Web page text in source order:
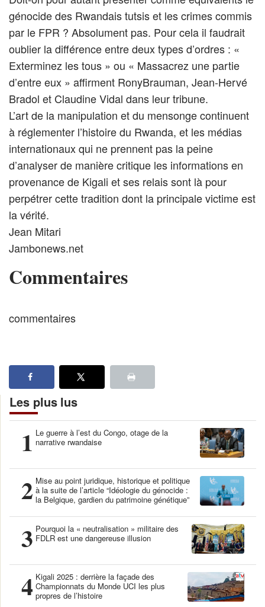
génocide des Rwandais tutsis et les crimes commis
par le FPR ? Absolument pas. Pour cela il faudrait
oublier la différence entre deux types d’ordres : «
Exterminez les tous » ou « Massacrez une partie
d’entre eux » affirment RonyBrauman, Jean-Hervé
Bradol et Claudine Vidal dans leur tribune.
L’art de la manipulation et du mensonge continuent
à réglementer l’histoire du Rwanda, et les médias
internationaux qui ne prennent pas la peine
d’analyser de manière critique les informations en
provenance de Kigali et ses relais sont là pour
perpétrer cette tradition dont la principale victime est
la vérité.
Jean Mitari
Jambonews.net
Commentaires
commentaires
Les plus lus
1 Le guerre à l’est du Congo, otage de la
narrative rwandaise
2 Mise au point juridique, historique et politique
à la suite de l’article “Idéologie du génocide :
la Belgique, gardien du patrimoine génétique”
3 Pourquoi la « neutralisation » militaire des
FDLR est une dangereuse illusion
4 Kigali 2025 : derrière la façade des
Championnats du Monde UCI les plus
propres de l’histoire